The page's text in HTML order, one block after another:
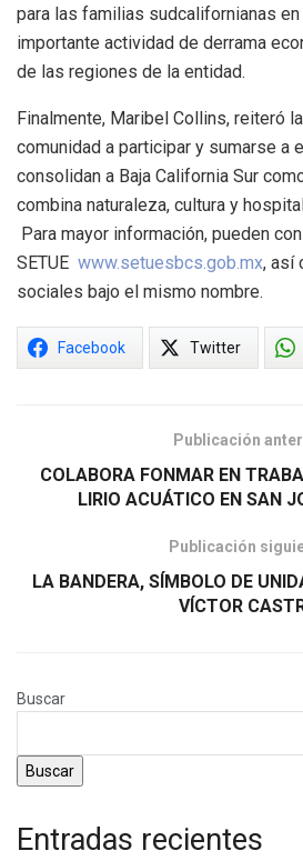
para las familias sudcalifornianas
importante actividad de derrama
de las regiones de la entidad.
Finalmente, Maribel Collins, reiteró
comunidad a participar y sumarse a
consolidan a Baja California Sur
combina naturaleza, cultura y
Para mayor información, pueden
SETUE www.setuesbcs.gob.mx, así
sociales bajo el mismo nombre.
Facebook Twitter
Publicación
COLABORA FONMAR EN
LIRIO ACUÁTICO EN SAN
Publicación
LA BANDERA, SÍMBOLO DE
VÍCTOR
Buscar
Buscar
Entradas recientes